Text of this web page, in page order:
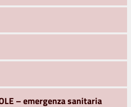
– emergenza sanitaria